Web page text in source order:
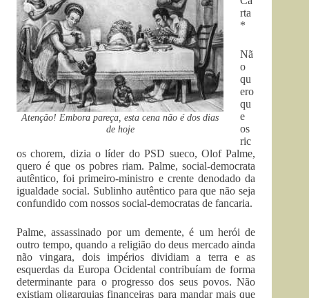
Atenção! Embora pareça, esta cena não é dos dias
de hoje
rta
*
Nã
o
qu
ero
qu
e
os
ric
os chorem, dizia o líder do PSD sueco, Olof Palme,
quero é que os pobres riam. Palme, social-democrata
autêntico, foi primeiro-ministro e crente denodado da
igualdade social. Sublinho autêntico para que não seja
confundido com nossos social-democratas de fancaria.
Palme, assassinado por um demente, é um herói de
outro tempo, quando a religião do deus mercado ainda
não vingara, dois impérios dividiam a terra e as
esquerdas da Europa Ocidental contribuíam de forma
determinante para o progresso dos seus povos. Não
existiam oligarquias financeiras para mandar mais que